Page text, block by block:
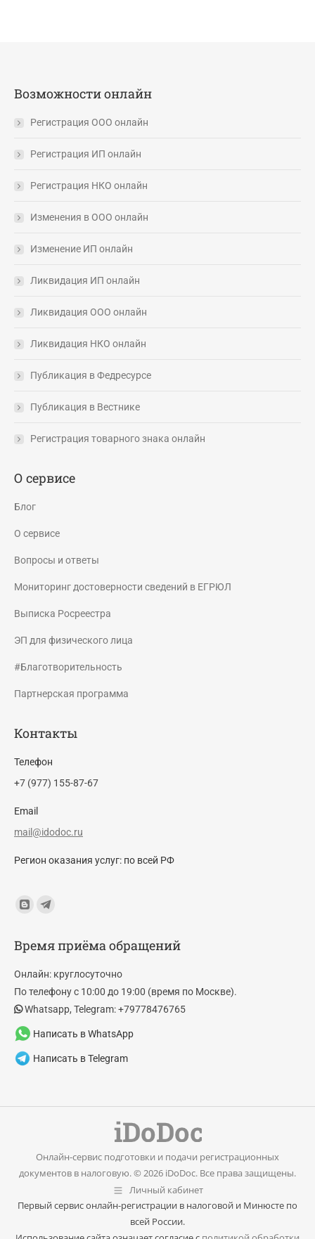
Возможности онлайн
Регистрация ООО онлайн
Регистрация ИП онлайн
Регистрация НКО онлайн
Изменения в ООО онлайн
Изменение ИП онлайн
Ликвидация ИП онлайн
Ликвидация ООО онлайн
Ликвидация НКО онлайн
Публикация в Федресурсе
Публикация в Вестнике
Регистрация товарного знака онлайн
О сервисе
Блог
О сервисе
Вопросы и ответы
Мониторинг достоверности сведений в ЕГРЮЛ
Выписка Росреестра
ЭП для физического лица
#Благотворительность
Партнерская программа
Контакты
Телефон
+7 (977) 155-87-67
Email
mail@idodoc.ru
Регион оказания услуг: по всей РФ
Find us on:
Blogger
opens
window
Telegram
opens
new
window
Время приёма обращений
Онлайн: круглосуточно
По телефону с 10:00 до 19:00 (время по Москве).
Whatsapp, Telegram: +79778476765
Написать в WhatsApp
Написать в Telegram
Онлайн-сервис подготовки и подачи регистрационных
документов в налоговую. © 2026 iDoDoc. Все права защищены.
Личный кабинет
Первый сервис онлайн-регистрации в налоговой и Минюсте по
всей России.